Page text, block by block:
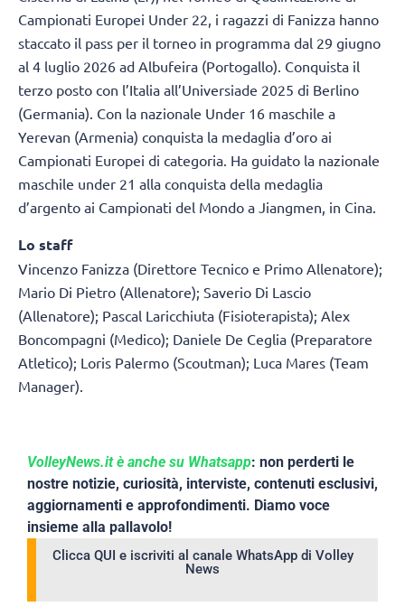
Campionati Europei Under 22, i ragazzi di Fanizza hanno
staccato il pass per il torneo in programma dal 29 giugno
al 4 luglio 2026 ad Albufeira (Portogallo). Conquista il
terzo posto con l’Italia all’Universiade 2025 di Berlino
(Germania). Con la nazionale Under 16 maschile a
Yerevan (Armenia) conquista la medaglia d’oro ai
Campionati Europei di categoria. Ha guidato la nazionale
maschile under 21 alla conquista della medaglia
d’argento ai Campionati del Mondo a Jiangmen, in Cina.
Lo staff
Vincenzo Fanizza (Direttore Tecnico e Primo Allenatore);
Mario Di Pietro (Allenatore); Saverio Di Lascio
(Allenatore); Pascal Laricchiuta (Fisioterapista); Alex
Boncompagni (Medico); Daniele De Ceglia (Preparatore
Atletico); Loris Palermo (Scoutman); Luca Mares (Team
Manager).
VolleyNews.it è anche su Whatsapp: non perderti le
nostre notizie, curiosità, interviste, contenuti esclusivi,
aggiornamenti e approfondimenti. Diamo voce
insieme alla pallavolo!
Clicca QUI e iscriviti al canale WhatsApp di Volley
News